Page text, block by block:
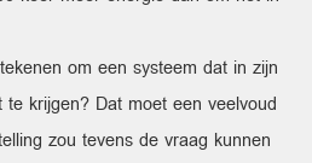
om een systeem dat in zijn
krijgen? Dat moet een veelvoud
zou tevens de vraag kunnen